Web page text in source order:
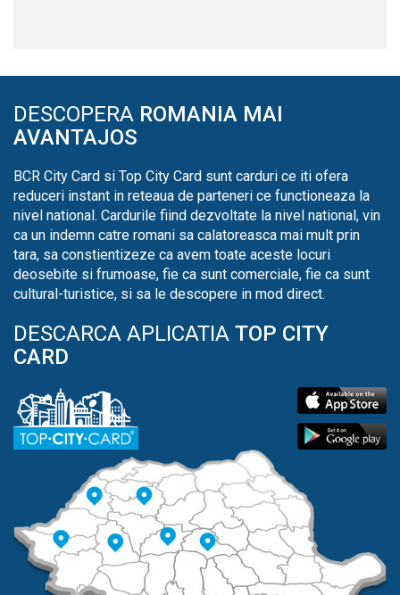
DESCOPERA ROMANIA MAI
AVANTAJOS
BCR City Card si Top City Card sunt carduri ce iti ofera
reduceri instant in reteaua de parteneri ce functioneaza la
nivel national. Cardurile fiind dezvoltate la nivel national, vin
ca un indemn catre romani sa calatoreasca mai mult prin
tara, sa constientizeze ca avem toate aceste locuri
deosebite si frumoase, fie ca sunt comerciale, fie ca sunt
cultural-turistice, si sa le descopere in mod direct.
DESCARCA APLICATIA TOP CITY
CARD